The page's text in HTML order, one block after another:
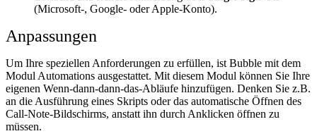
(Microsoft-, Google- oder Apple-Konto).
Anpassungen
Um Ihre speziellen Anforderungen zu erfüllen, ist Bubble mit dem
Modul Automations ausgestattet. Mit diesem Modul können Sie Ihre
eigenen Wenn-dann-dann-das-Abläufe hinzufügen. Denken Sie z.B.
an die Ausführung eines Skripts oder das automatische Öffnen des
Call-Note-Bildschirms, anstatt ihn durch Anklicken öffnen zu
müssen.